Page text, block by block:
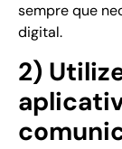
sempre que
digital.
2)